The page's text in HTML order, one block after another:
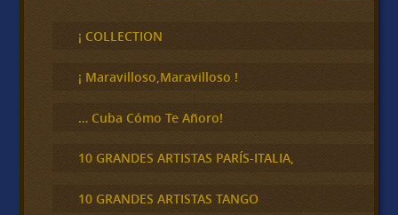
c
a
¡ COLLECTION
¡ Maravilloso,Maravilloso !
… Cuba Cómo Te Añoro!
10 GRANDES ARTISTAS PARÍS-ITALIA,
10 GRANDES ARTISTAS TANGO